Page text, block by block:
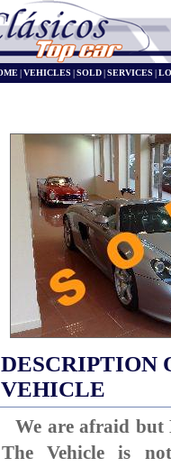
|VEHICLES |SOLD|SERVICES |
DESCRIPTION
VEHICLE
We are afraid but
The Vehicle is